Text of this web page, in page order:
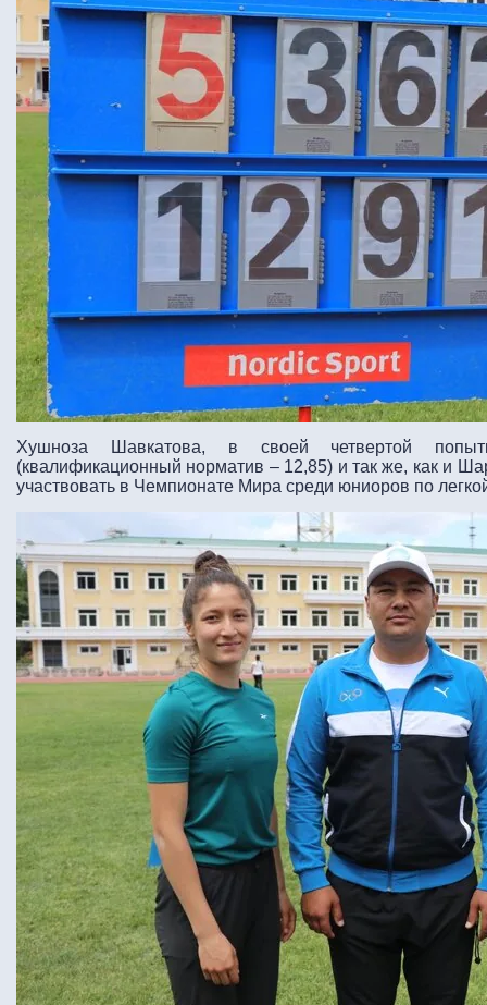
Хушноза Шавкатова, в своей четвертой
(квалификационный норматив – 12,85) и так же, как и
участвовать в Чемпионате Мира среди юниоров по